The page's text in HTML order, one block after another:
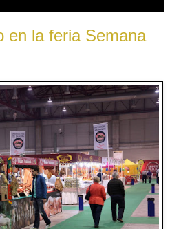
en la feria Semana